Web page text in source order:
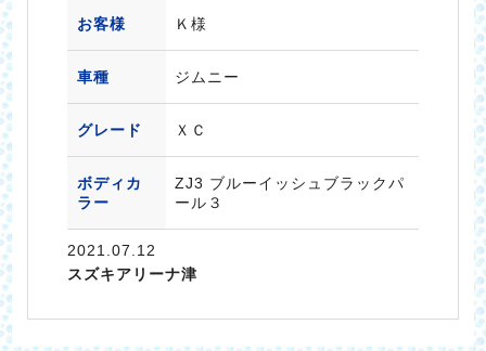
お客様 Ｋ様
車種 ジムニー
グレード ＸＣ
ボディカ
ラー
ZJ3 ブルーイッシュブラックパ
ール３
2021.07.12
スズキアリーナ津